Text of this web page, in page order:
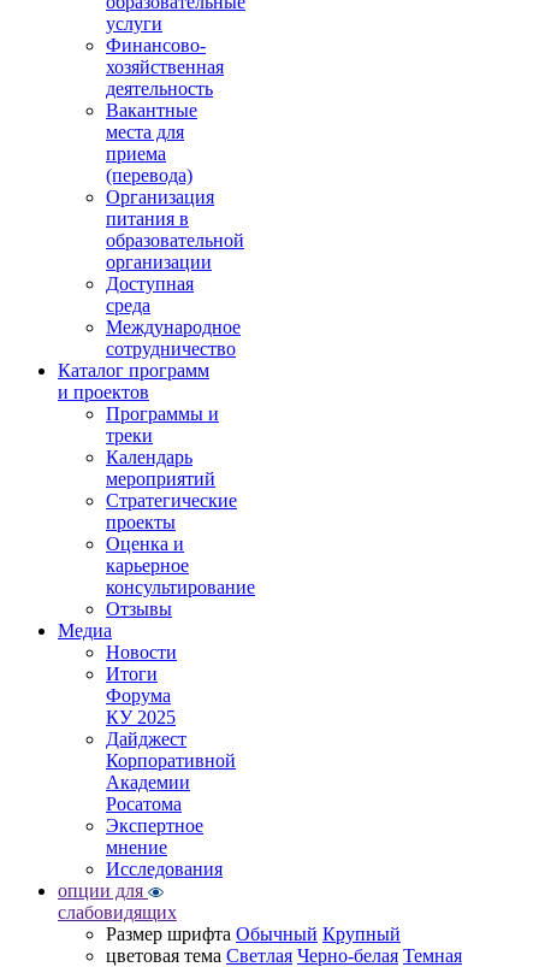
услуги
Финансово-
хозяйственная
деятельность
Вакантные
места для
приема
(перевода)
Организация
питания в
образовательной
организации
Доступная
среда
Международное
сотрудничество
Каталог программ
и проектов
Программы и
треки
Календарь
мероприятий
Стратегические
проекты
Оценка и
карьерное
консультирование
Отзывы
Медиа
Новости
Итоги
Форума
КУ 2025
Дайджест
Корпоративной
Академии
Росатома
Экспертное
мнение
Исследования
опции для
слабовидящих
Размер шрифта Обычный Крупный
цветовая тема Светлая Черно-белая Темная